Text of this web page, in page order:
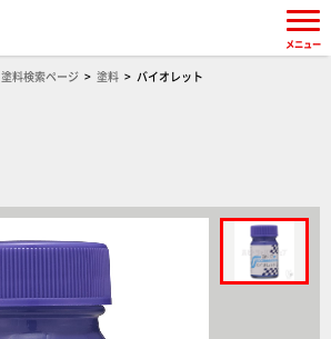
塗料検索ページ 塗料 バイオレット
メニュー